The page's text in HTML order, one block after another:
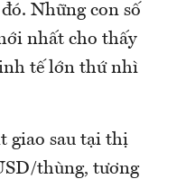
Những con số
nhất cho thấy
tế lớn thứ nhì
giao sau tại thị
thùng, tương